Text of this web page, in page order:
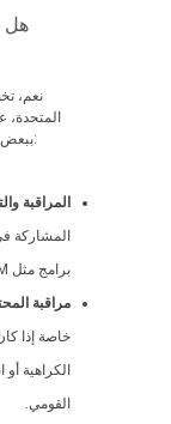
هل
نعم،
المتحدة،
ببعض الدول الأخرى. فيما يلي بعض النقاط الرئيسية:
المراقبة
المشاركة
برامج مثل PRISM.
مراقبة
خاصة إذا
الكراهية
القومي.